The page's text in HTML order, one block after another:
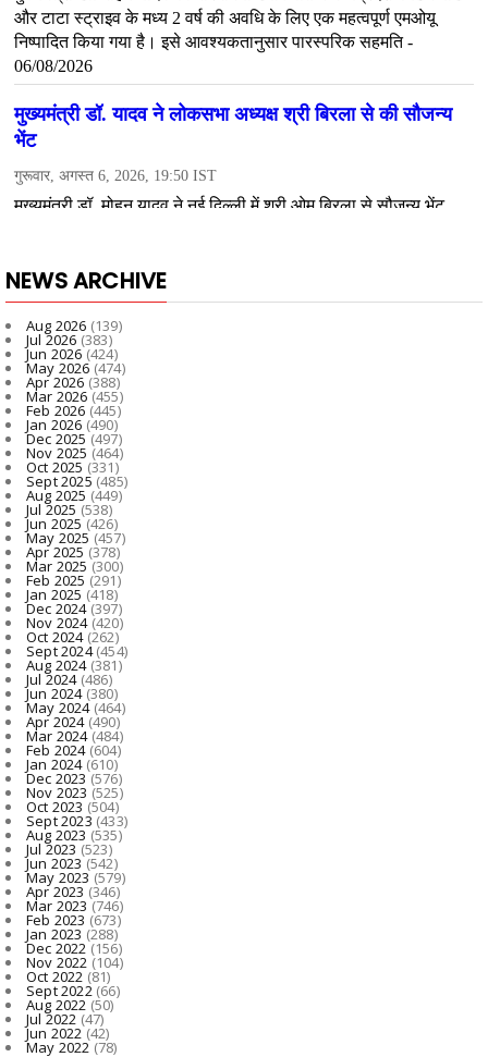
NEWS ARCHIVE
Aug 2026 (139)
Jul 2026 (383)
Jun 2026(424)
May 2026(474)
Apr 2026 (388)
Mar 2026(455)
Feb 2026 (445)
Jan 2026 (490)
Dec 2025(497)
Nov 2025 (464)
Oct 2025 (331)
Sept 2025 (485)
Aug 2025 (449)
Jul 2025 (538)
Jun 2025(426)
May 2025(457)
Apr 2025 (378)
Mar 2025 (300)
Feb 2025 (291)
Jan 2025 (418)
Dec 2024(397)
Nov 2024(420)
Oct 2024(262)
Sept 2024(454)
Aug 2024(381)
Jul 2024(486)
Jun 2024(380)
May 2024(464)
Apr 2024(490)
Mar 2024(484)
Feb 2024(604)
Jan 2024(610)
Dec 2023(576)
Nov 2023 (525)
Oct 2023 (504)
Sept 2023 (433)
Aug 2023 (535)
Jul 2023 (523)
Jun 2023(542)
May 2023(579)
Apr 2023 (346)
Mar 2023 (746)
Feb 2023 (673)
Jan 2023 (288)
Dec 2022(156)
Nov 2022 (104)
Oct 2022 (81)
Sept 2022(66)
Aug 2022 (50)
Jul 2022 (47)
Jun 2022(42)
May 2022(78)